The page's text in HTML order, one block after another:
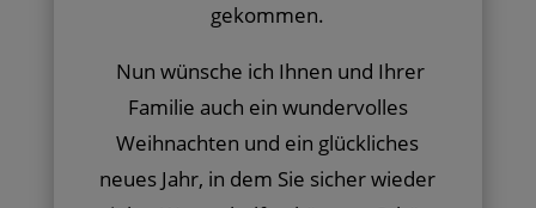
gekommen.
Nun wünsche ich Ihnen und Ihrer
Familie auch ein wundervolles
Weihnachten und ein glückliches
neues Jahr, in dem Sie sicher wieder